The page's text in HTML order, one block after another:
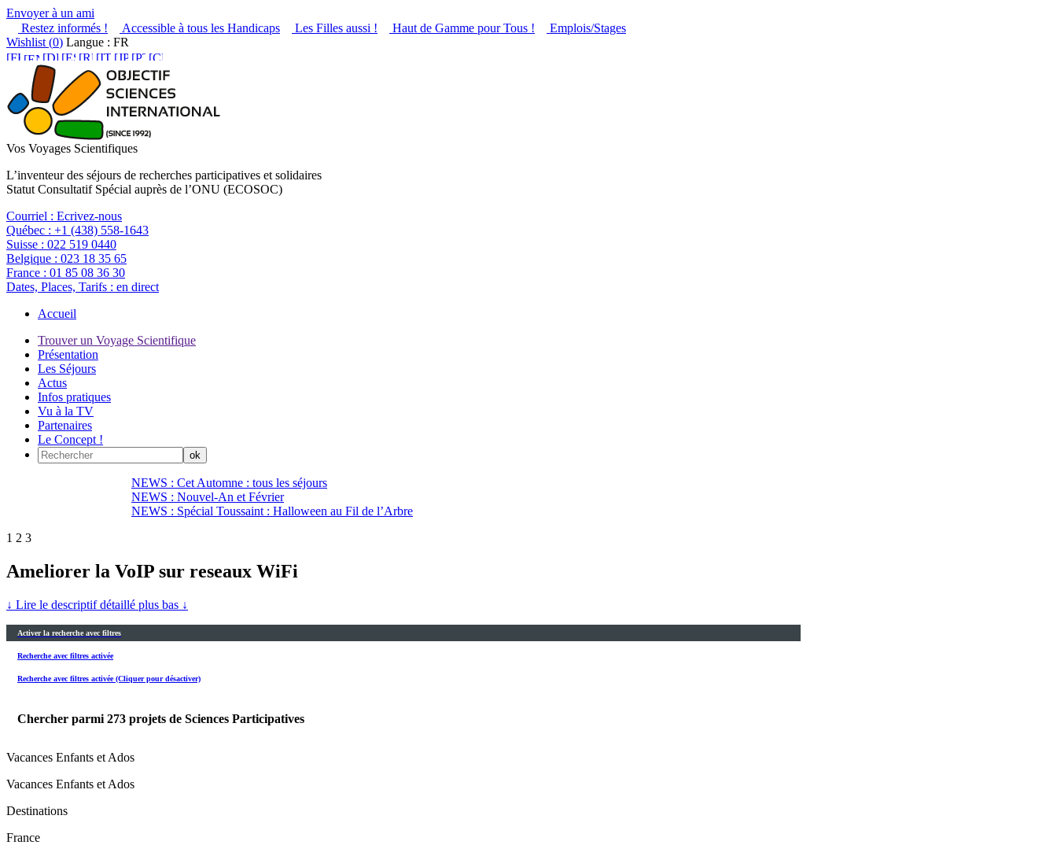
Envoyer à un ami
Restez informés !
Accessible à tous les Handicaps Les Filles aussi ! Haut de Gamme pour Tous !
Emplois/Stages
Wishlist (0) Langue : FR
Vos Voyages Scientifiques
L’inventeur des séjours de recherches participatives et solidaires
Statut Consultatif Spécial auprès de l’ONU (ECOSOC)
Courriel : Ecrivez-nous
Québec : +1 (438) 558-1643
Suisse : 022 519 0440
Belgique : 023 18 35 65
France : 01 85 08 36 30
Dates, Places, Tarifs : en direct
Accueil
Trouver un Voyage Scientifique
Présentation
Les Séjours
Actus
Infos pratiques
Vu à la TV
Partenaires
Le Concept !
NEWS : Cet Automne : tous les séjours
NEWS : Nouvel-An et Février
NEWS : Spécial Toussaint : Halloween au Fil de l’Arbre
1 2 3
Ameliorer la VoIP sur reseaux WiFi
↓ Lire le descriptif détaillé plus bas ↓
Activer la recherche avec filtres
Recherche avec filtres activée
Recherche avec filtres activée (Cliquer pour désactiver)
Chercher parmi 273 projets de Sciences Participatives
Vacances Enfants et Ados
Vacances Enfants et Ados
Destinations
France